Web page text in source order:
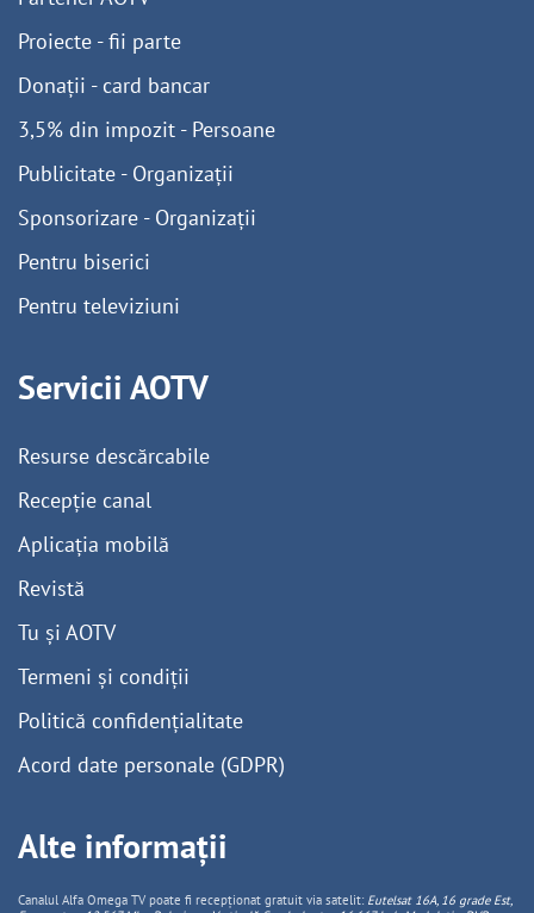
Proiecte - fii parte
Donații - card bancar
3,5% din impozit - Persoane
Publicitate - Organizații
Sponsorizare - Organizații
Pentru biserici
Pentru televiziuni
Servicii AOTV
Resurse descărcabile
Recepție canal
Aplicația mobilă
Revistă
Tu și AOTV
Termeni și condiții
Politică confidențialitate
Acord date personale (GDPR)
Alte informații
Canalul Alfa Omega TV poate fi recepționat gratuit via satelit: Eutelsat 16A, 16 grade Est,